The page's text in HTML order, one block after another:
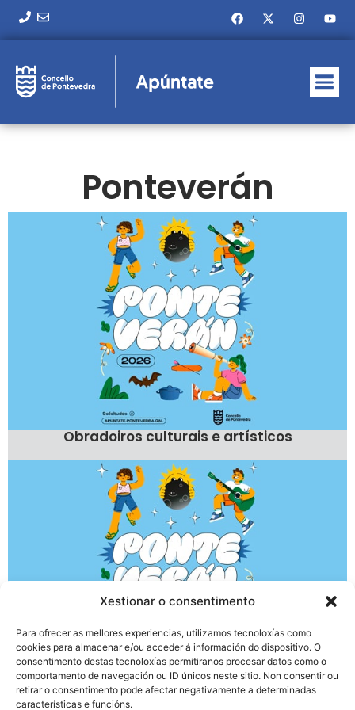
Xestionar o consentimento
Para ofrecer as mellores experiencias, utilizamos tecnoloxías como
cookies para almacenar e/ou acceder á información do dispositivo. O
consentimento destas tecnoloxías permitiranos procesar datos como o
comportamento de navegación ou ID únicos neste sitio. Non consentir ou
retirar o consentimento pode afectar negativamente a determinadas
características e funcións.
Ponteverán
Obradoiros culturais e artísticos
Aula de informática